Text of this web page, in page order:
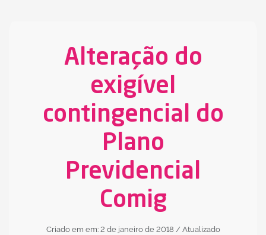
Alteração do
exigível
contingencial do
Plano
Previdencial
Comig
Criado em em: 2 de janeiro de 2018 / Atualizado